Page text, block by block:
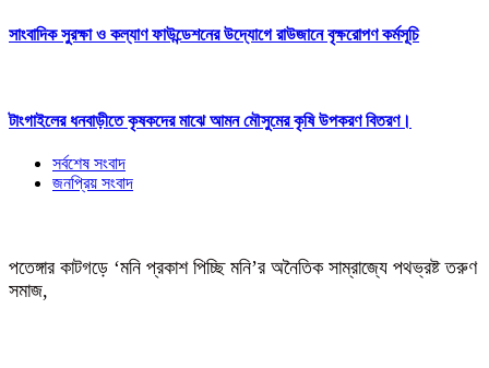
সাংবাদিক সুরক্ষা ও কল্যাণ ফাউন্ডেশনের উদ্যোগে রাউজানে বৃক্ষরোপণ কর্মসূচি
টাংগাইলের ধনবাড়ীতে কৃষকদের মাঝে আমন মৌসুমের কৃষি উপকরণ বিতরণ।
সর্বশেষ সংবাদ
জনপ্রিয় সংবাদ
পতেঙ্গার কাটগড়ে ‘মনি প্রকাশ পিচ্ছি মনি’র অনৈতিক সাম্রাজ্যে পথভ্রষ্ট তরুণ
সমাজ,